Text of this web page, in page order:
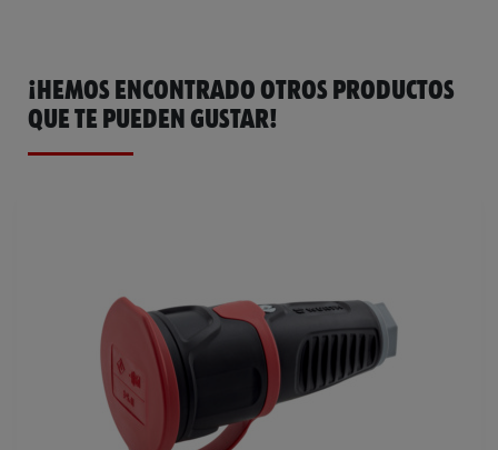
¡HEMOS ENCONTRADO OTROS PRODUCTOS
QUE TE PUEDEN GUSTAR!